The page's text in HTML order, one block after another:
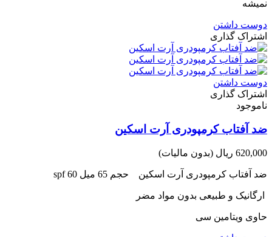
نمیشه
دوست داشتن
اشتراک گذاری
دوست داشتن
اشتراک گذاری
ناموجود
ضد آفتاب کرمپودری آرت اسکین
620,000 ریال (بدون مالیات)
ضد آفتاب کرمپودری آرت اسکین حجم 65 میل 60 spf
ارگانیک و طبیعی بدون مواد مضر
حاوی ویتامین سی